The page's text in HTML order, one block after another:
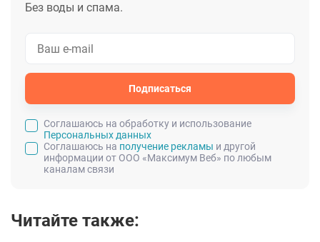
Без воды и спама.
Подписаться
Cоглашаюсь на обработку и использование
Персональных данных
Соглашаюсь на получение рекламы и другой
информации от ООО «Максимум Веб» по любым
каналам связи
Читайте также: